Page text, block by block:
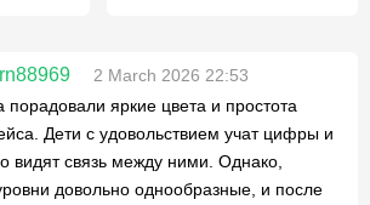
2 March 2026 22:53
порадовали яркие цвета и простота
Дети с удовольствием учат цифры и
видят связь между ними. Однако,
довольно однообразные, и после